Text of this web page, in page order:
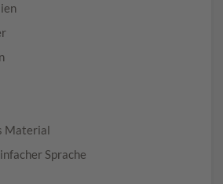
Material
Sprache